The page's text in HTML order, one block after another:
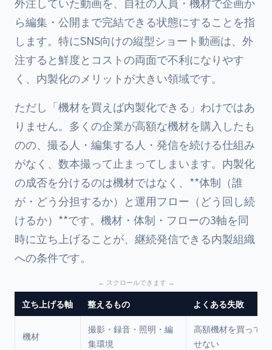
ら編集・公開まで完結できる状態にすることを指
します。特にSNS向けの縦型ショート動画は、外
注すると鮮度とコストの両面で不利になりやす
く、内製化のメリットが大きい領域です。
ただし「機材を買えば内製化できる」わけではあ
りません。多くの企業が高額な機材を購入したも
のの、撮る人・編集する人・発信を続ける仕組み
がなく、数本撮って止まってしまいます。内製化
の成否を分けるのは機材ではなく、**体制（誰
が・どう分担するか）と運用フロー（どう回し続
けるか）**です。機材・体制・フローの3軸を同
時に立ち上げることが、継続発信できる内製組織
への条件です。
立ち上げる軸 整えるもの よくある失敗
機材
撮影・録音・照明・編
集環境
高額機材を買って
せない